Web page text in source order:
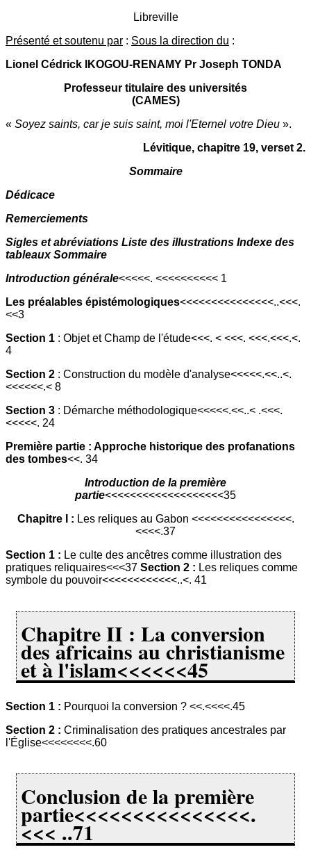
Libreville
Présenté et soutenu par : Sous la direction du :
Lionel Cédrick IKOGOU-RENAMY Pr Joseph TONDA
Professeur titulaire des universités
(CAMES)
« Soyez saints, car je suis saint, moi l'Eternel votre Dieu ».
Lévitique, chapitre 19, verset 2.
Sommaire
Dédicace
Remerciements
Sigles et abréviations Liste des illustrations Indexe des
tableaux Sommaire
Introduction générale<<<<<. <<<<<<<<<< 1
Les préalables épistémologiques<<<<<<<<<<<<<<<..<<<.
<<3
Section 1 : Objet et Champ de l'étude<<<. < <<<. <<<.<<<.<.
4
Section 2 : Construction du modèle d'analyse<<<<<.<<..<.
<<<<<<.< 8
Section 3 : Démarche méthodologique<<<<<.<<..< .<<<.
<<<<<. 24
Première partie : Approche historique des profanations
des tombes<<. 34
Introduction de la première
partie<<<<<<<<<<<<<<<<<<<35
Chapitre I : Les reliques au Gabon <<<<<<<<<<<<<<<<.
<<<<.37
Section 1 : Le culte des ancêtres comme illustration des
pratiques reliquaires<<<37 Section 2 : Les reliques comme
symbole du pouvoir<<<<<<<<<<<<..<. 41
Chapitre II : La conversion
des africains au christianisme
et à l'islam<<<<<<45
Section 1 : Pourquoi la conversion ? <<.<<<<.45
Section 2 : Criminalisation des pratiques ancestrales par
l'Église<<<<<<<<.60
Conclusion de la première
partie<<<<<<<<<<<<<<<.
<<< ..71